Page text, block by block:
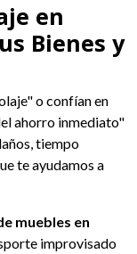
en
Bienes y
o confían en
ahorro inmediato"
tiempo
te ayudamos a
muebles en
improvisado